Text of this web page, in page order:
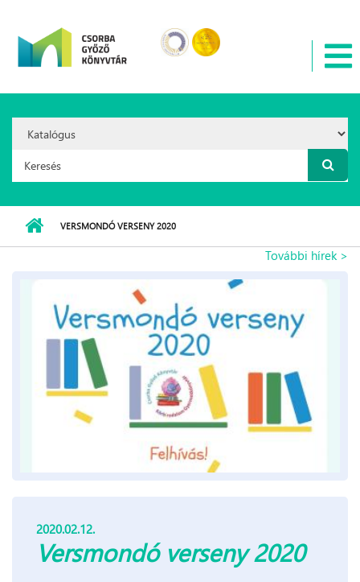
Option:
Keresés űrlap
VERSMONDÓ VERSENY 2020
További hírek >
2020.02.12.
Versmondó verseny 2020